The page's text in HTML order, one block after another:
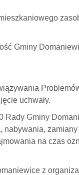
Gminy
uchwały.
Rady Gminy
nabywania, zamiany
na czas
z